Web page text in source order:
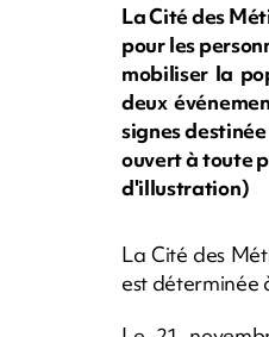
La Cité des
pour les
mobiliser la
deux
signes
ouvert à toute
d'illustration)
La Cité des
est déterminée